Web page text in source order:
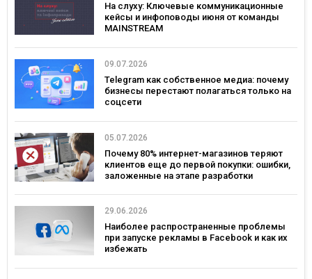
На слуху: Ключевые коммуникационные
кейсы и инфоповоды июня от команды
MAINSTREAM
09.07.2026
Telegram как собственное медиа: почему
бизнесы перестают полагаться только на
соцсети
05.07.2026
Почему 80% интернет-магазинов теряют
клиентов еще до первой покупки: ошибки,
заложенные на этапе разработки
29.06.2026
Наиболее распространенные проблемы
при запуске рекламы в Facebook и как их
избежать